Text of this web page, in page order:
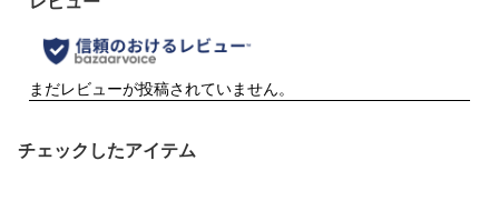
チェックしたアイテム